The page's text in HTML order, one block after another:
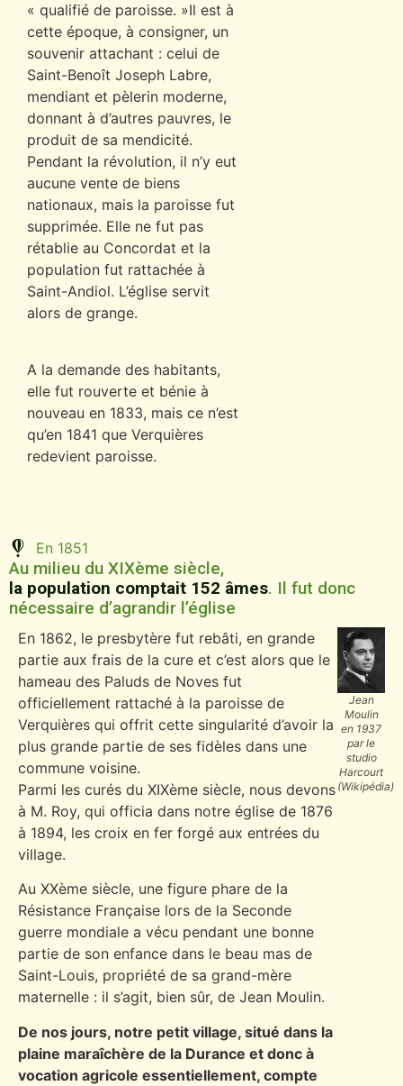
« qualifié de paroisse. »Il est à
cette époque, à consigner, un
souvenir attachant : celui de
Saint-Benoît Joseph Labre,
mendiant et pèlerin moderne,
donnant à d’autres pauvres, le
produit de sa mendicité.
Pendant la révolution, il n’y eut
aucune vente de biens
nationaux, mais la paroisse fut
supprimée. Elle ne fut pas
rétablie au Concordat et la
population fut rattachée à
Saint-Andiol. L’église servit
alors de grange.
A la demande des habitants,
elle fut rouverte et bénie à
nouveau en 1833, mais ce n’est
qu’en 1841 que Verquières
redevient paroisse.
En 1851
Au milieu du XIXème siècle,
la population comptait 152 âmes. Il fut donc
nécessaire d’agrandir l’église
En 1862, le presbytère fut rebâti, en grande
partie aux frais de la cure et c’est alors que le
hameau des Paluds de Noves fut
officiellement rattaché à la paroisse de
Verquières qui offrit cette singularité d’avoir la
plus grande partie de ses fidèles dans une
commune voisine.
Parmi les curés du XIXème siècle, nous devons
à M. Roy, qui officia dans notre église de 1876
à 1894, les croix en fer forgé aux entrées du
village.
Au XXème siècle, une figure phare de la
Résistance Française lors de la Seconde
guerre mondiale a vécu pendant une bonne
partie de son enfance dans le beau mas de
Saint-Louis, propriété de sa grand-mère
maternelle : il s’agit, bien sûr, de Jean Moulin.
De nos jours, notre petit village, situé dans la
plaine maraîchère de la Durance et donc à
vocation agricole essentiellement, compte
Jean
Moulin
en 1937
par le
studio
Harcourt
(Wikipédia)